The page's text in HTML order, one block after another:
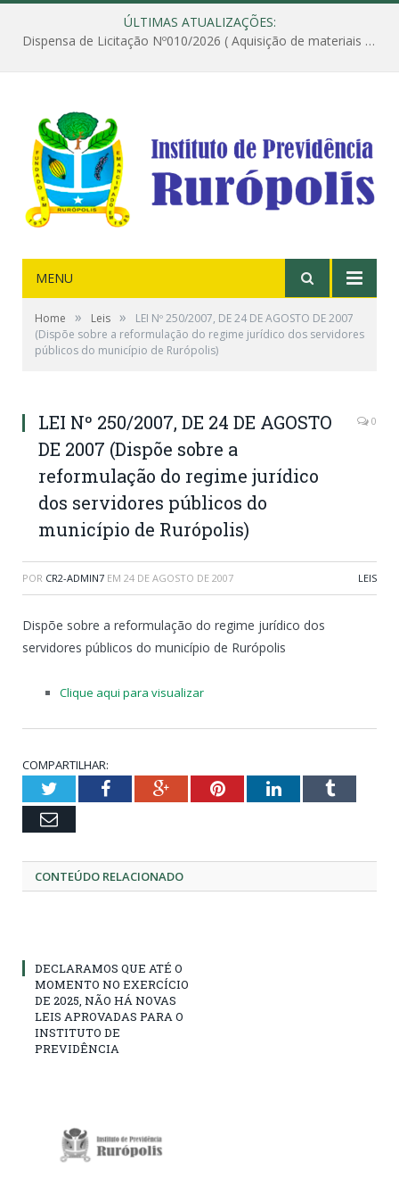
ÚLTIMAS ATUALIZAÇÕES:
Dispensa de Licitação Nº010/2026 ( Aquisição de materiais de construção destinados à execução dos serviços de instalação de janela, com a correspondente recomposição da parede, e construção de calçada nas dependências do Instituto de Previdência do Município de Rurópolis )
MENU
Home » Leis »
LEI Nº 250/2007, DE 24 DE AGOSTO DE 2007
(Dispõe sobre a reformulação do regime jurídico dos servidores
públicos do município de Rurópolis)
LEI Nº 250/2007, DE 24 DE AGOSTO
DE 2007 (Dispõe sobre a
reformulação do regime jurídico
dos servidores públicos do
município de Rurópolis)
0
POR CR2-ADMIN7 EM 24 DE AGOSTO DE 2007 LEIS
Dispõe sobre a reformulação do regime jurídico dos
servidores públicos do município de Rurópolis
Clique aqui para visualizar
COMPARTILHAR:
TwitterFacebookGoogle+PinterestLinkedInTumblr
Email
CONTEÚDO RELACIONADO
DECLARAMOS QUE ATÉ O
MOMENTO NO EXERCÍCIO
DE 2025, NÃO HÁ NOVAS
LEIS APROVADAS PARA O
INSTITUTO DE
PREVIDÊNCIA